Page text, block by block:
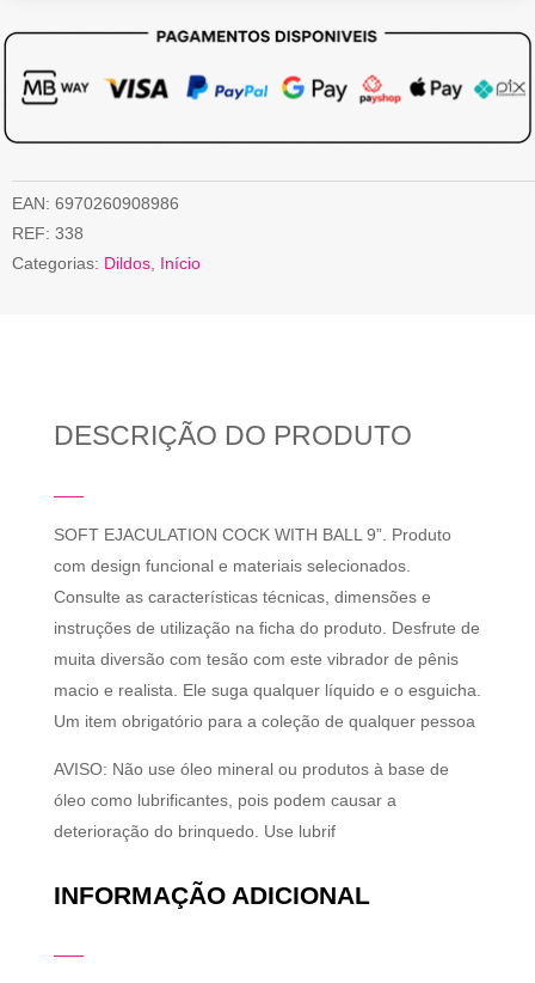
EAN: 6970260908986
REF: 338
Categorias: Dildos Início
DESCRIÇÃO DO PRODUTO
SOFT EJACULATION COCK WITH BALL 9”. Produto
com design funcional e materiais selecionados.
Consulte as características técnicas, dimensões e
instruções de utilização na ficha do produto. Desfrute de
muita diversão com tesão com este vibrador de pênis
macio e realista. Ele suga qualquer líquido e o esguicha.
Um item obrigatório para a coleção de qualquer pessoa
AVISO: Não use óleo mineral ou produtos à base de
óleo como lubrificantes, pois podem causar a
deterioração do brinquedo. Use lubrif
INFORMAÇÃO ADICIONAL